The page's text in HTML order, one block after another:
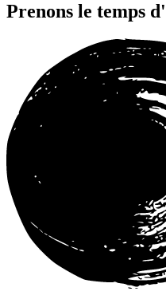
Prenons le temps